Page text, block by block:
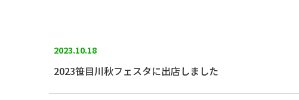
2023.10.18
2023笹目川秋フェスタに出店しました